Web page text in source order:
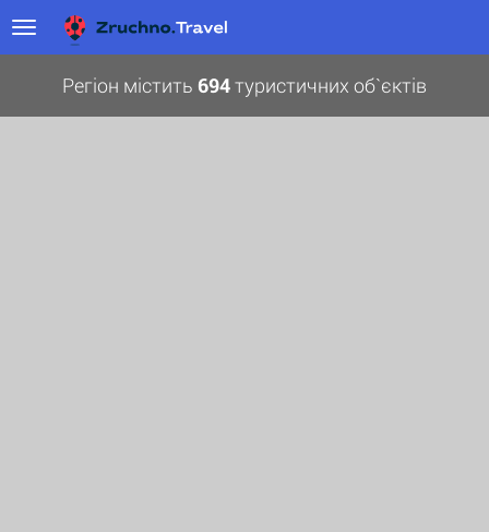
Регіон містить 694туристичних об`єктів